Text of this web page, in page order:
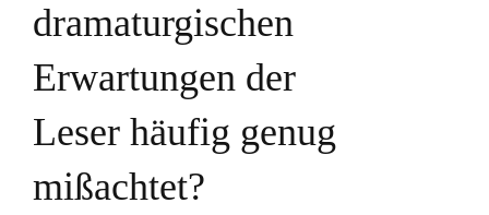
dramaturgischen
Erwartungen der
Leser häufig genug
mißachtet?